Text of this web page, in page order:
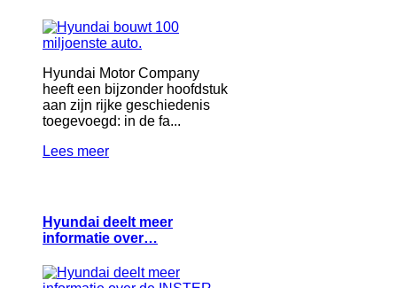
Hyundai Motor Company
heeft een bijzonder hoofdstuk
aan zijn rijke geschiedenis
toegevoegd: in de fa...
Lees meer
Hyundai deelt meer
informatie over…